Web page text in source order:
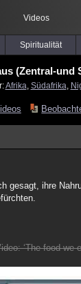
Videos
Spiritualität
(Zentral-und
Afrika Südafrika
gesagt, ihre
‘The food